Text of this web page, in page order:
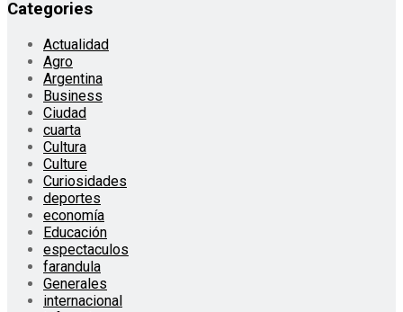
Categories
Actualidad
Agro
Argentina
Business
Ciudad
cuarta
Cultura
Culture
Curiosidades
deportes
economía
Educación
espectaculos
farandula
Generales
internacional